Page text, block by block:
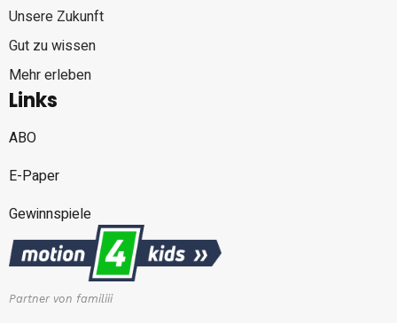
Unsere Zukunft
Gut zu wissen
Mehr erleben
Links
ABO
E-Paper
Gewinnspiele
Partner von familiii